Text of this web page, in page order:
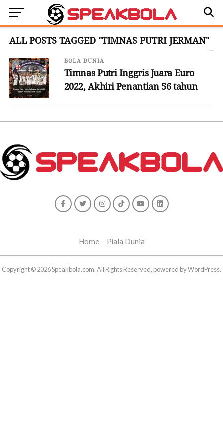
ALL POSTS TAGGED "TIMNAS PUTRI JERMAN"
BOLA DUNIA
Timnas Putri Inggris Juara Euro
2022, Akhiri Penantian 56 tahun
Home Piala Dunia
Copyright © 2026 Speakbola.com. All Rights Reserved, powered by WordPress.